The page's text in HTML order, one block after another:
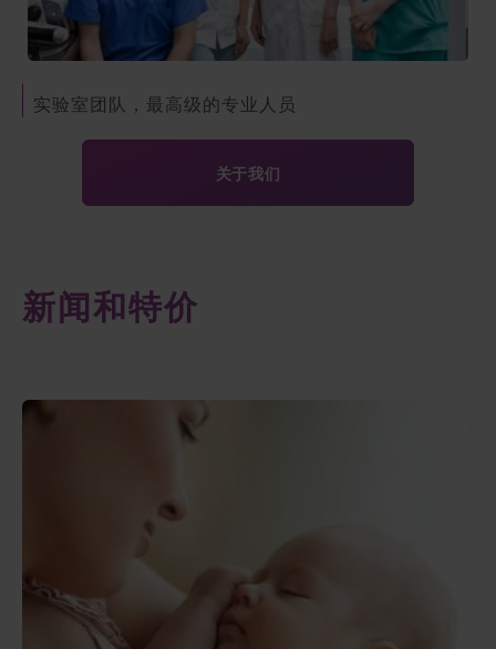
实验室团队，最高级的专业人员
关于我们
新闻和特价